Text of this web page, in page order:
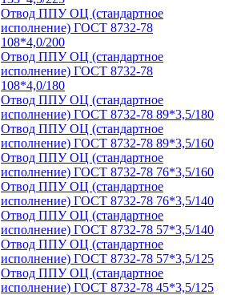
Отвод ППУ ОЦ (стандартное
исполнение) ГОСТ 8732-78
108*4,0/200
Отвод ППУ ОЦ (стандартное
исполнение) ГОСТ 8732-78
108*4,0/180
Отвод ППУ ОЦ (стандартное
исполнение) ГОСТ 8732-78 89*3,5/180
Отвод ППУ ОЦ (стандартное
исполнение) ГОСТ 8732-78 89*3,5/160
Отвод ППУ ОЦ (стандартное
исполнение) ГОСТ 8732-78 76*3,5/160
Отвод ППУ ОЦ (стандартное
исполнение) ГОСТ 8732-78 76*3,5/140
Отвод ППУ ОЦ (стандартное
исполнение) ГОСТ 8732-78 57*3,5/140
Отвод ППУ ОЦ (стандартное
исполнение) ГОСТ 8732-78 57*3,5/125
Отвод ППУ ОЦ (стандартное
исполнение) ГОСТ 8732-78 45*3,5/125